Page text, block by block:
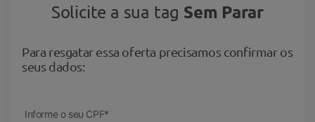
Solicite a sua tag Sem Parar
Para resgatar essa oferta precisamos confirmar os
seus dados:
Informe o seu CPF*